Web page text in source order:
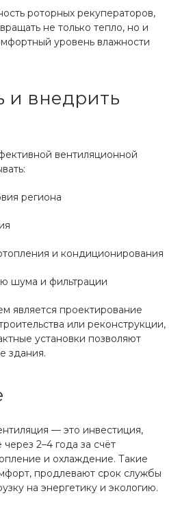
роторных рекуператоров,
не только тепло, но и
уровень влажности
и внедрить
вентиляционной
региона
и кондиционирования
шума и фильтрации
является проектирование
или реконструкции,
установки позволяют
здания.
— это инвестиция,
2–4 года за счёт
и охлаждение. Такие
продлевают срок службы
на энергетику и экологию.